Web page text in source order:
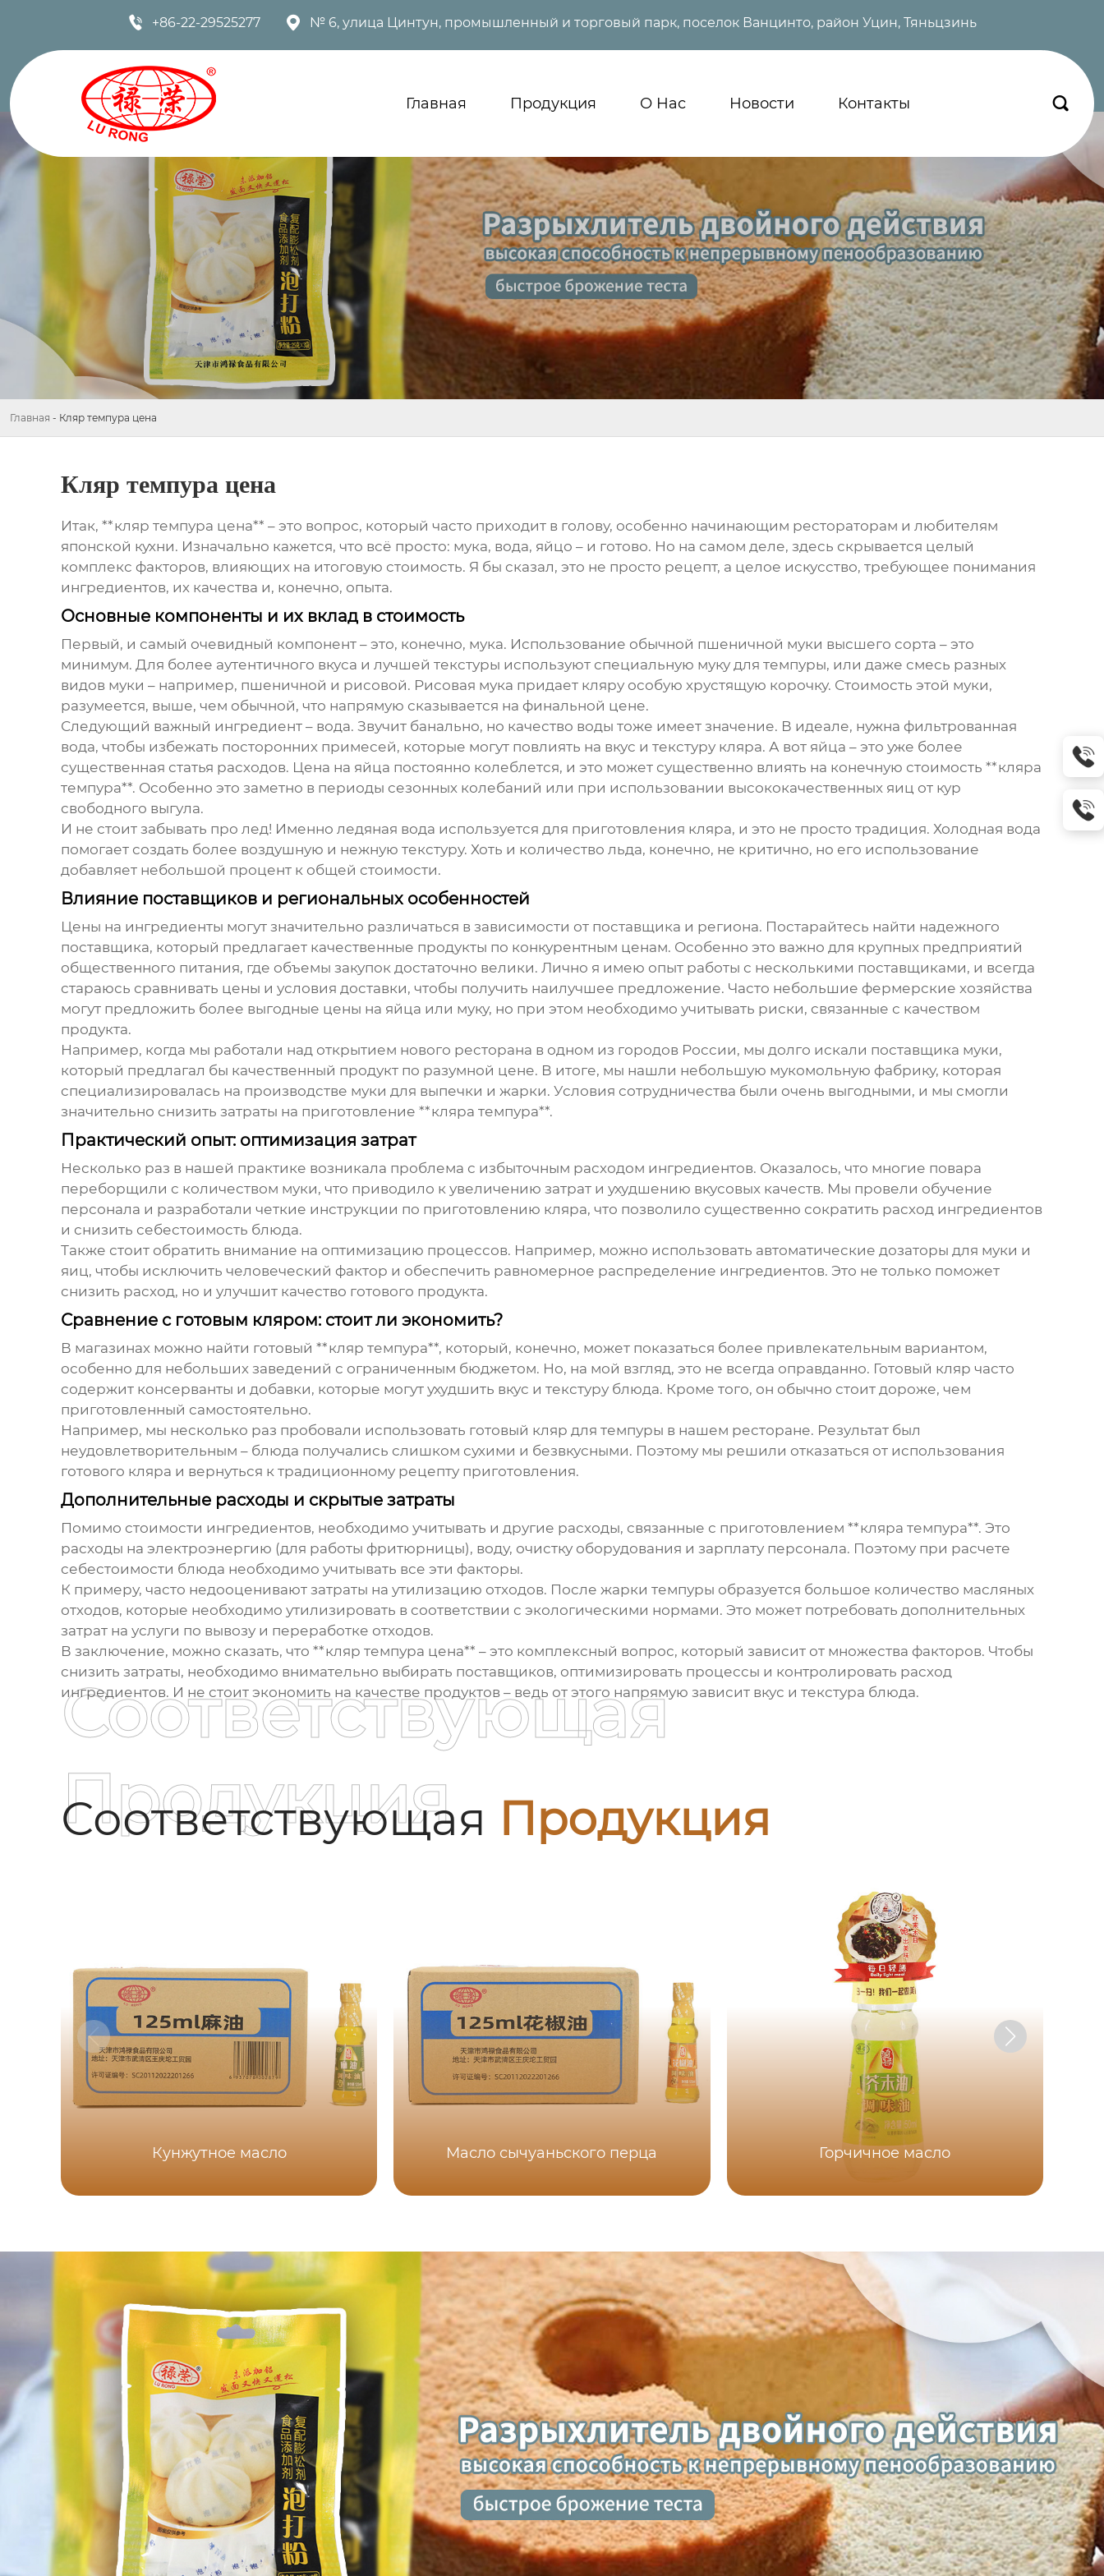
 +86-22-29525277  № 6, улица Цинтун, промышленный и торговый парк, поселок Ванцинто, район Уцин, Тяньцзинь
Главная Продукция О Нас Новости Контакты 
Главная - Кляр темпура цена
Кляр темпура цена
Итак, **кляр темпура цена** – это вопрос, который часто приходит в голову, особенно начинающим рестораторам и любителям
японской кухни. Изначально кажется, что всё просто: мука, вода, яйцо – и готово. Но на самом деле, здесь скрывается целый
комплекс факторов, влияющих на итоговую стоимость. Я бы сказал, это не просто рецепт, а целое искусство, требующее понимания
ингредиентов, их качества и, конечно, опыта.
Основные компоненты и их вклад в стоимость
Первый, и самый очевидный компонент – это, конечно, мука. Использование обычной пшеничной муки высшего сорта – это
минимум. Для более аутентичного вкуса и лучшей текстуры используют специальную муку для темпуры, или даже смесь разных
видов муки – например, пшеничной и рисовой. Рисовая мука придает кляру особую хрустящую корочку. Стоимость этой муки,
разумеется, выше, чем обычной, что напрямую сказывается на финальной цене.
Следующий важный ингредиент – вода. Звучит банально, но качество воды тоже имеет значение. В идеале, нужна фильтрованная
вода, чтобы избежать посторонних примесей, которые могут повлиять на вкус и текстуру кляра. А вот яйца – это уже более
существенная статья расходов. Цена на яйца постоянно колеблется, и это может существенно влиять на конечную стоимость **кляра
темпура**. Особенно это заметно в периоды сезонных колебаний или при использовании высококачественных яиц от кур
свободного выгула.
И не стоит забывать про лед! Именно ледяная вода используется для приготовления кляра, и это не просто традиция. Холодная вода
помогает создать более воздушную и нежную текстуру. Хоть и количество льда, конечно, не критично, но его использование
добавляет небольшой процент к общей стоимости.
Влияние поставщиков и региональных особенностей
Цены на ингредиенты могут значительно различаться в зависимости от поставщика и региона. Постарайтесь найти надежного
поставщика, который предлагает качественные продукты по конкурентным ценам. Особенно это важно для крупных предприятий
общественного питания, где объемы закупок достаточно велики. Лично я имею опыт работы с несколькими поставщиками, и всегда
стараюсь сравнивать цены и условия доставки, чтобы получить наилучшее предложение. Часто небольшие фермерские хозяйства
могут предложить более выгодные цены на яйца или муку, но при этом необходимо учитывать риски, связанные с качеством
продукта.
Например, когда мы работали над открытием нового ресторана в одном из городов России, мы долго искали поставщика муки,
который предлагал бы качественный продукт по разумной цене. В итоге, мы нашли небольшую мукомольную фабрику, которая
специализировалась на производстве муки для выпечки и жарки. Условия сотрудничества были очень выгодными, и мы смогли
значительно снизить затраты на приготовление **кляра темпура**.
Практический опыт: оптимизация затрат
Несколько раз в нашей практике возникала проблема с избыточным расходом ингредиентов. Оказалось, что многие повара
переборщили с количеством муки, что приводило к увеличению затрат и ухудшению вкусовых качеств. Мы провели обучение
персонала и разработали четкие инструкции по приготовлению кляра, что позволило существенно сократить расход ингредиентов
и снизить себестоимость блюда.
Также стоит обратить внимание на оптимизацию процессов. Например, можно использовать автоматические дозаторы для муки и
яиц, чтобы исключить человеческий фактор и обеспечить равномерное распределение ингредиентов. Это не только поможет
снизить расход, но и улучшит качество готового продукта.
Сравнение с готовым кляром: стоит ли экономить?
В магазинах можно найти готовый **кляр темпура**, который, конечно, может показаться более привлекательным вариантом,
особенно для небольших заведений с ограниченным бюджетом. Но, на мой взгляд, это не всегда оправданно. Готовый кляр часто
содержит консерванты и добавки, которые могут ухудшить вкус и текстуру блюда. Кроме того, он обычно стоит дороже, чем
приготовленный самостоятельно.
Например, мы несколько раз пробовали использовать готовый кляр для темпуры в нашем ресторане. Результат был
неудовлетворительным – блюда получались слишком сухими и безвкусными. Поэтому мы решили отказаться от использования
готового кляра и вернуться к традиционному рецепту приготовления.
Дополнительные расходы и скрытые затраты
Помимо стоимости ингредиентов, необходимо учитывать и другие расходы, связанные с приготовлением **кляра темпура**. Это
расходы на электроэнергию (для работы фритюрницы), воду, очистку оборудования и зарплату персонала. Поэтому при расчете
себестоимости блюда необходимо учитывать все эти факторы.
К примеру, часто недооценивают затраты на утилизацию отходов. После жарки темпуры образуется большое количество масляных
отходов, которые необходимо утилизировать в соответствии с экологическими нормами. Это может потребовать дополнительных
затрат на услуги по вывозу и переработке отходов.
В заключение, можно сказать, что **кляр темпура цена** – это комплексный вопрос, который зависит от множества факторов. Чтобы
снизить затраты, необходимо внимательно выбирать поставщиков, оптимизировать процессы и контролировать расход
ингредиентов. И не стоит экономить на качестве продуктов – ведь от этого напрямую зависит вкус и текстура блюда.
Соответствующая Продукция
Соответствующая
Продукция
Кунжутное масло Масло сычуаньского перца Горчичное масло